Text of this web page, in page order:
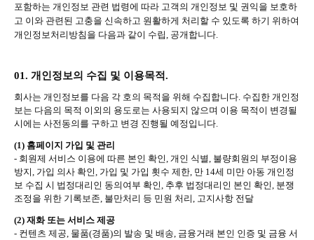
포함하는 개인정보 관련 법령에 따라 고객의 개인정보 및 권익을 보호하
고 이와 관련된 고충을 신속하고 원활하게 처리할 수 있도록 하기 위하여
개인정보처리방침을 다음과 같이 수립 공개합니다
01. 개인정보의 수집 및 이용목적.
회사는 개인정보를 다음 각 호의 목적을 위해 수집합니다. 수집한 개인정
보는 다음의 목적 이외의 용도로는 사용되지 않으며 이용 목적이 변경될
시에는 사전동의를 구하고 변경 진행될 예정입니다.
(1) 홈페이지 가입 및 관리
- 회원제 서비스 이용에 따른 본인 확인, 개인 식별, 불량회원의 부정이용
방지, 가입 의사 확인, 가입 및 가입 횟수 제한, 만 14세 미만 아동 개인정
보 수집 시 법정대리인 동의여부 확인, 추후 법정대리인 본인 확인, 분쟁
조정을 위한 기록보존, 불만처리 등 민원 처리, 고지사항 전달
(2) 재화 또는 서비스 제공
- 컨텐츠 제공 물품(경품)의 발송 및 배송 금융거래 본인 인증 및 금융 서